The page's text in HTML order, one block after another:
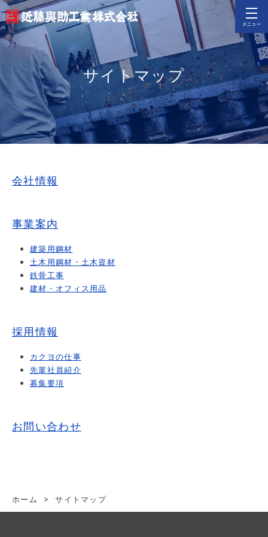
サイトマップ
会社情報
事業案内
建築用鋼材
土木用鋼材・土木資材
鉄骨工事
建材・オフィス用品
採用情報
カクヨの仕事
先輩社員紹介
募集要項
お問い合わせ
ホーム > サイトマップ